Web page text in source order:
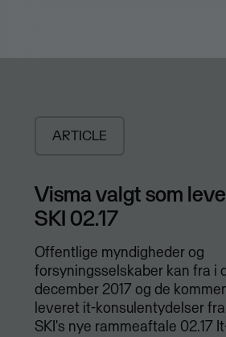
ARTICLE
Visma valgt som
SKI 02.17
Offentlige myndigheder og
forsyningsselskaber kan fra i
december 2017 og de
leveret it-konsulentydelser
SKI's nye rammeaftale 02.17